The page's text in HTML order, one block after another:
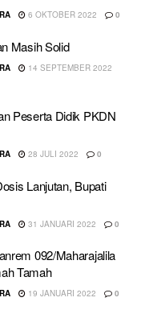
6 OKTOBER 2022 0
Masih Solid
14 SEPTEMBER 2022
Peserta Didik PKDN
28 JULI 2022 0
Lanjutan, Bupati
31 JANUARI 2022 0
092/Maharajalila
Tamah
19 JANUARI 2022 0